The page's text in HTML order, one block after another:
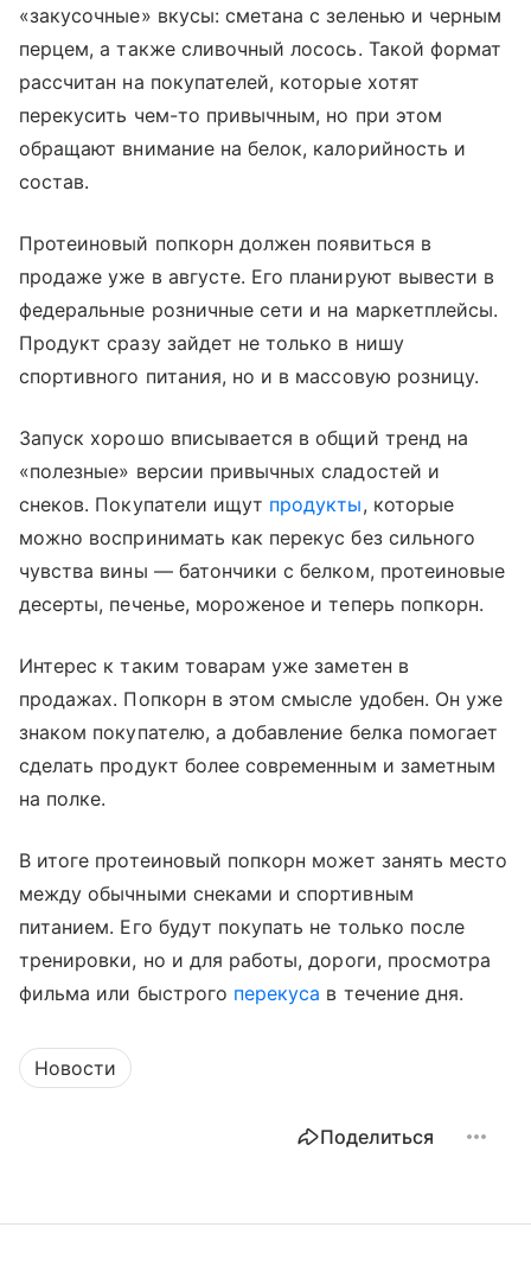
«закусочные» вкусы: сметана с зеленью и черным
перцем, а также сливочный лосось. Такой формат
рассчитан на покупателей, которые хотят
перекусить чем-то привычным, но при этом
обращают внимание на белок, калорийность и
состав.
Протеиновый попкорн должен появиться в
продаже уже в августе. Его планируют вывести в
федеральные розничные сети и на маркетплейсы.
Продукт сразу зайдет не только в нишу
спортивного питания, но и в массовую розницу.
Запуск хорошо вписывается в общий тренд на
«полезные» версии привычных сладостей и
снеков. Покупатели ищут продукты, которые
можно воспринимать как перекус без сильного
чувства вины — батончики с белком, протеиновые
десерты, печенье, мороженое и теперь попкорн.
Интерес к таким товарам уже заметен в
продажах. Попкорн в этом смысле удобен. Он уже
знаком покупателю, а добавление белка помогает
сделать продукт более современным и заметным
на полке.
В итоге протеиновый попкорн может занять место
между обычными снеками и спортивным
питанием. Его будут покупать не только после
тренировки, но и для работы, дороги, просмотра
фильма или быстрого перекуса в течение дня.
Новости
Поделиться